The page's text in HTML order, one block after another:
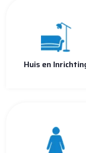
Huis en